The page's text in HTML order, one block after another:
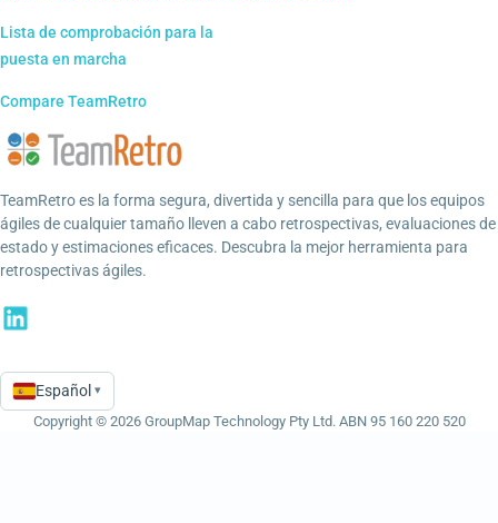
Lista de comprobación para la
puesta en marcha
Compare TeamRetro
TeamRetro es la forma segura, divertida y sencilla para que los equipos
ágiles de cualquier tamaño lleven a cabo retrospectivas, evaluaciones de
estado y estimaciones eficaces. Descubra la mejor herramienta para
retrospectivas ágiles.
Language
Español ▾
Copyright © 2026 GroupMap Technology Pty Ltd. ABN 95 160 220 520